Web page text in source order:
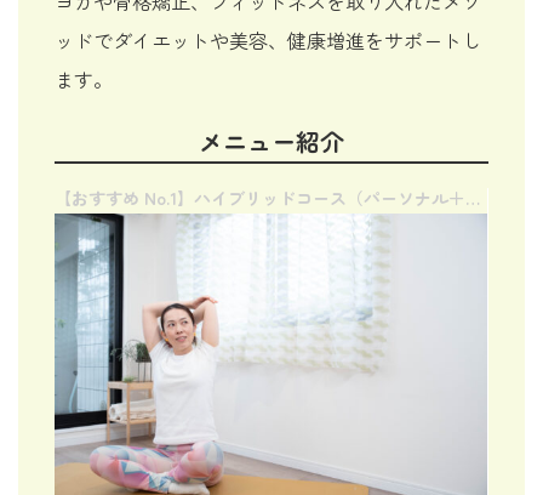
ッドでダイエットや美容、健康増進をサポートし
ます。
メニュー紹介
【おすすめ No.1】ハイブリッドコース（パーソナル＋オンライン）